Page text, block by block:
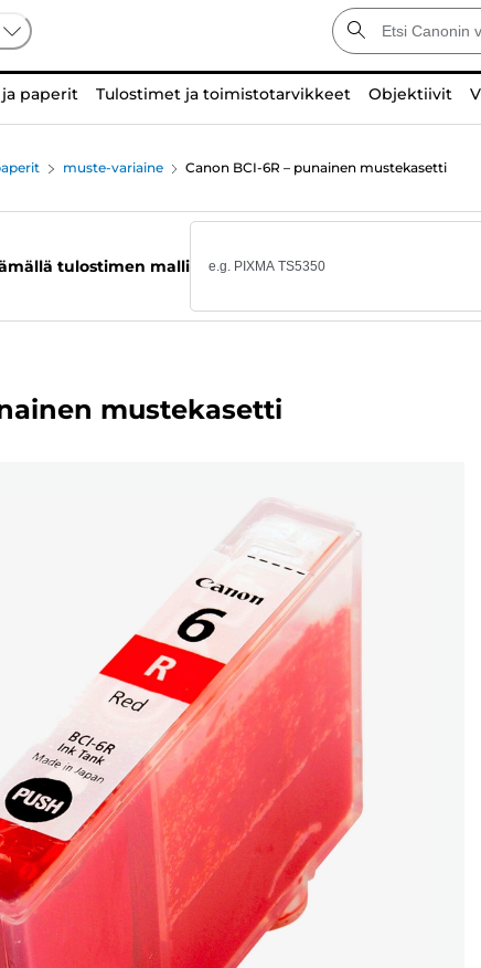
paperit Tulostimet ja toimistotarvikkeet Objektiivit
muste-variaine Canon BCI-6R – punainen mustekasetti
tulostimen malli
mustekasetti